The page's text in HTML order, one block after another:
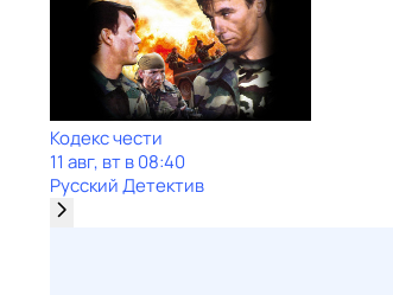
Кодекс чести
11 авг, вт в 08:40
Русский Детектив